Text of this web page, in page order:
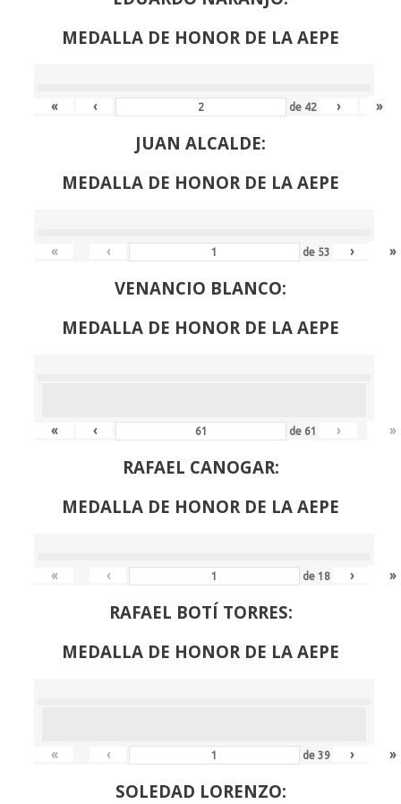
MEDALLA DE HONOR DE LA AEPE
« ‹ de 42 › »
JUAN ALCALDE:
MEDALLA DE HONOR DE LA AEPE
« ‹ de 53 › »
VENANCIO BLANCO:
MEDALLA DE HONOR DE LA AEPE
« ‹ de 61 › »
RAFAEL CANOGAR:
MEDALLA DE HONOR DE LA AEPE
« ‹ de18 › »
RAFAEL BOTÍ TORRES:
MEDALLA DE HONOR DE LA AEPE
« ‹ de39 › »
SOLEDAD LORENZO: